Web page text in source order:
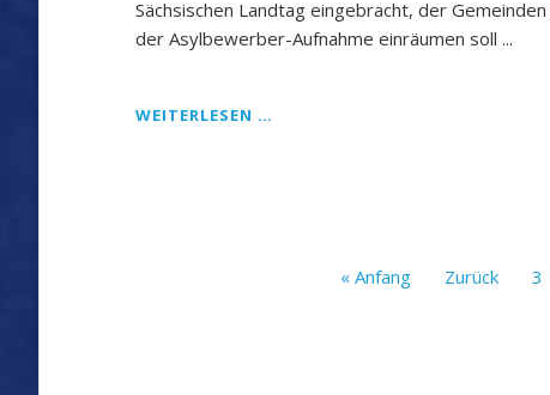
Sächsischen Landtag eingebracht, der
der Asylbewerber-Aufnahme einräumen soll ...
WEITERLESEN …
« Anfang
Zurück 3